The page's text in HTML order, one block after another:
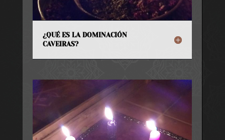
¿QUÉ ES LA DOMINACIÓN
CAVEIRAS?